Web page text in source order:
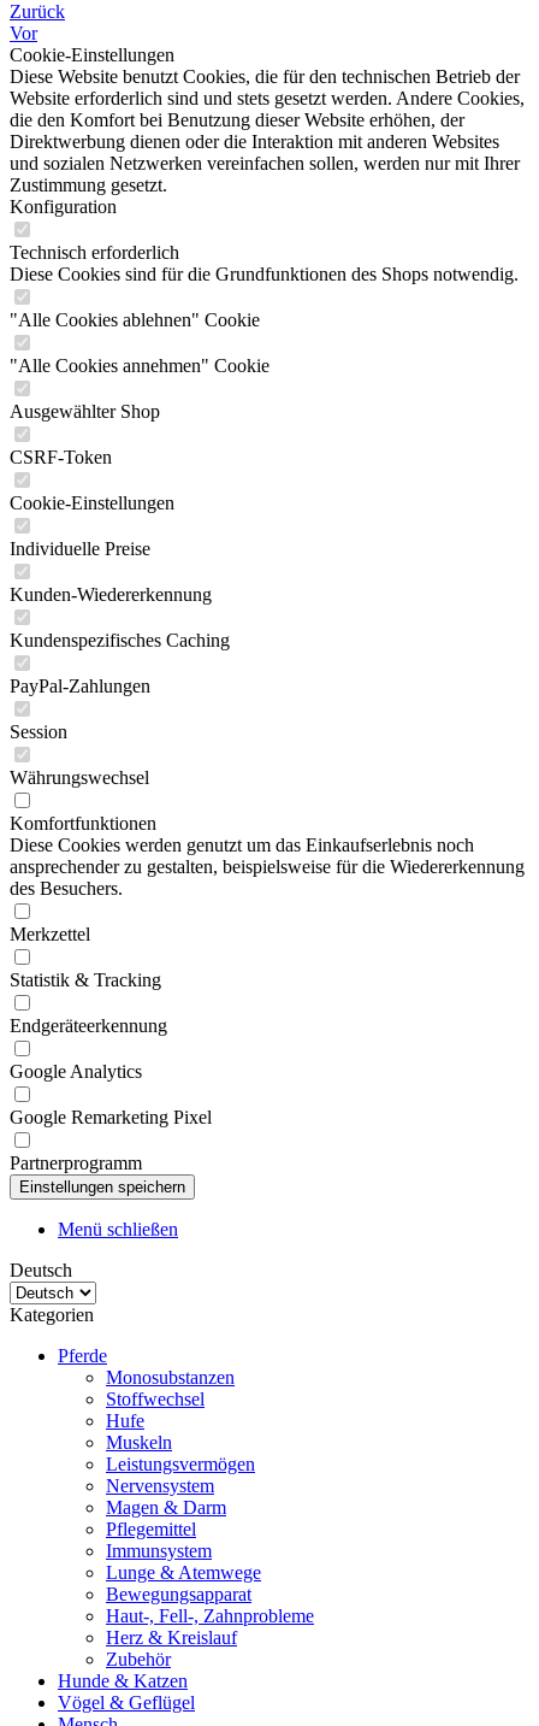
Zurück
Vor
Cookie-Einstellungen
Diese Website benutzt Cookies, die für den technischen Betrieb der
Website erforderlich sind und stets gesetzt werden. Andere Cookies,
die den Komfort bei Benutzung dieser Website erhöhen, der
Direktwerbung dienen oder die Interaktion mit anderen Websites
und sozialen Netzwerken vereinfachen sollen, werden nur mit Ihrer
Zustimmung gesetzt.
Konfiguration
Technisch erforderlich
Diese Cookies sind für die Grundfunktionen des Shops notwendig.
"Alle Cookies ablehnen" Cookie
"Alle Cookies annehmen" Cookie
Ausgewählter Shop
CSRF-Token
Cookie-Einstellungen
Individuelle Preise
Kunden-Wiedererkennung
Kundenspezifisches Caching
PayPal-Zahlungen
Session
Währungswechsel
Komfortfunktionen
Diese Cookies werden genutzt um das Einkaufserlebnis noch
ansprechender zu gestalten, beispielsweise für die Wiedererkennung
des Besuchers.
Merkzettel
Statistik & Tracking
Endgeräteerkennung
Google Analytics
Google Remarketing Pixel
Partnerprogramm
Menü schließen
Deutsch
Kategorien
Pferde
Monosubstanzen
Stoffwechsel
Hufe
Muskeln
Leistungsvermögen
Nervensystem
Magen & Darm
Pflegemittel
Immunsystem
Lunge & Atemwege
Bewegungsapparat
Haut-, Fell-, Zahnprobleme
Herz & Kreislauf
Zubehör
Hunde & Katzen
Vögel & Geflügel